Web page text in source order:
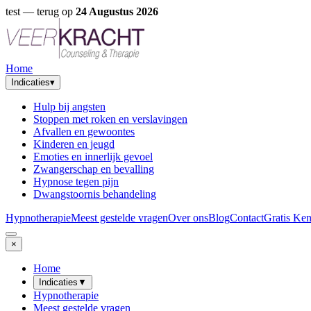
test — terug op 24 Augustus 2026
Home
Indicaties▾
Hulp bij angsten
Stoppen met roken en verslavingen
Afvallen en gewoontes
Kinderen en jeugd
Emoties en innerlijk gevoel
Zwangerschap en bevalling
Hypnose tegen pijn
Dwangstoornis behandeling
HypnotherapieMeest gestelde vragenOver onsBlogContactGratis
×
Home
Indicaties ▼
Hypnotherapie
Meest gestelde vragen